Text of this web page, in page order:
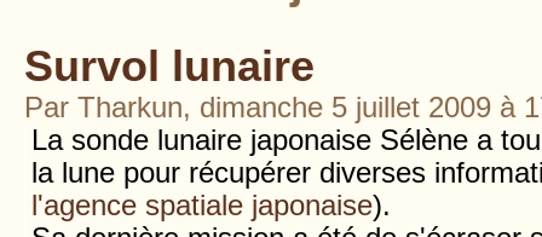
Survol lunaire
Par Tharkun, dimanche 5 juillet 2009 à
La sonde lunaire japonaise Sélène a
la lune pour récupérer diverses
l'agence spatiale japonaise).